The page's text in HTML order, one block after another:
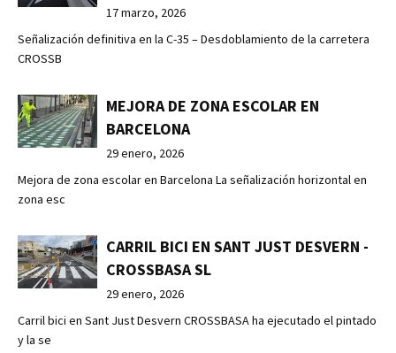
17 marzo, 2026
Señalización definitiva en la C-35 – Desdoblamiento de la carretera
CROSSB
MEJORA DE ZONA ESCOLAR EN
BARCELONA
29 enero, 2026
Mejora de zona escolar en Barcelona La señalización horizontal en
zona esc
CARRIL BICI EN SANT JUST DESVERN -
CROSSBASA SL
29 enero, 2026
Carril bici en Sant Just Desvern CROSSBASA ha ejecutado el pintado
y la se